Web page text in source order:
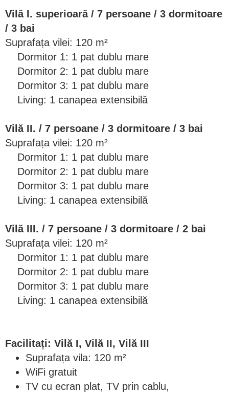
Vilă I. superioară / 7 persoane / 3 dormitoare
/ 3 bai
Suprafața vilei: 120 m²
Dormitor 1: 1 pat dublu mare
Dormitor 2: 1 pat dublu mare
Dormitor 3: 1 pat dublu mare
Living: 1 canapea extensibilă
Vilă II. / 7 persoane / 3 dormitoare / 3 bai
Suprafața vilei: 120 m²
Dormitor 1: 1 pat dublu mare
Dormitor 2: 1 pat dublu mare
Dormitor 3: 1 pat dublu mare
Living: 1 canapea extensibilă
Vilă III. / 7 persoane / 3 dormitoare / 2 bai
Suprafața vilei: 120 m²
Dormitor 1: 1 pat dublu mare
Dormitor 2: 1 pat dublu mare
Dormitor 3: 1 pat dublu mare
Living: 1 canapea extensibilă
Facilitați: Vilă I, Vilă II, Vilă III
Suprafața vila: 120 m²
WiFi gratuit
TV cu ecran plat, TV prin cablu,